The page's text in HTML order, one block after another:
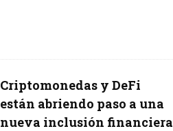
Criptomonedas y DeFi
están abriendo paso a una
nueva inclusión financiera